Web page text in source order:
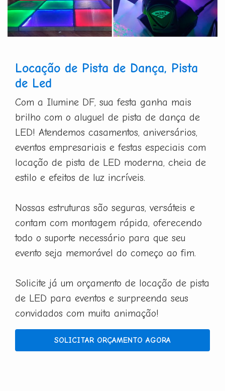
Locação de Pista de Dança, Pista
de Led
Com a Ilumine DF, sua festa ganha mais
brilho com o aluguel de pista de dança de
LED! Atendemos casamentos, aniversários,
eventos empresariais e festas especiais com
locação de pista de LED moderna, cheia de
estilo e efeitos de luz incríveis.
Nossas estruturas são seguras, versáteis e
contam com montagem rápida, oferecendo
todo o suporte necessário para que seu
evento seja memorável do começo ao fim.
Solicite já um orçamento de locação de pista
de LED para eventos e surpreenda seus
convidados com muita animação!
SOLICITAR ORÇAMENTO AGORA